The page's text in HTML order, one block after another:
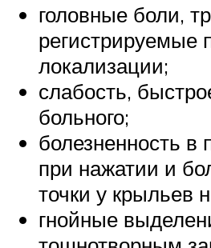
головные боли,
регистрируемые
локализации;
слабость,
больного;
болезненность в
при нажатии и
точки у крыльев
гнойные